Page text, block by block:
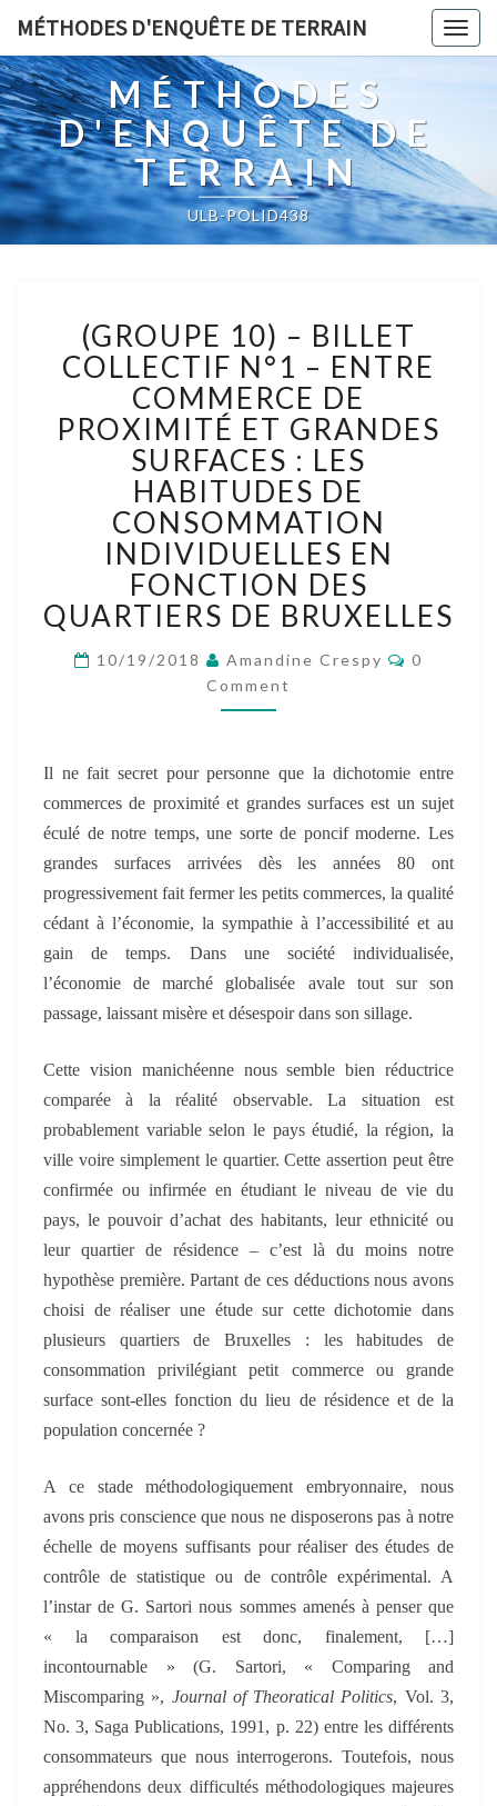
MÉTHODES D'ENQUÊTE DE TERRAIN
MÉTHODES
D'ENQUÊTE DE
TERRAIN
ULB-POLID438
10)
–
BILLET
COLLECTIF
N°1
–
ENTRE
COMMERCE
DE
PROXIMITÉ
ET
GRANDES
SURFACES
INDIVIDUELLES
EN
FONCTION
QUARTIERS
DE
BRUXELLES
(GROUPE 10) – BILLET
COLLECTIF N°1 – ENTRE
COMMERCE DE
PROXIMITÉ ET GRANDES
SURFACES : LES
HABITUDES DE
CONSOMMATION
INDIVIDUELLES EN
FONCTION DES
QUARTIERS DE BRUXELLES
10/19/2018 Amandine Crespy
0
Comment
Il ne fait secret pour personne que la dichotomie entre
commerces de proximité et grandes surfaces est un sujet
éculé de notre temps, une sorte de poncif moderne. Les
grandes surfaces arrivées dès les années 80 ont
progressivement fait fermer les petits commerces, la qualité
cédant à l’économie, la sympathie à l’accessibilité et au
gain de temps. Dans une société individualisée,
l’économie de marché globalisée avale tout sur son
passage, laissant misère et désespoir dans son sillage.
Cette vision manichéenne nous semble bien réductrice
comparée à la réalité observable. La situation est
probablement variable selon le pays étudié, la région, la
ville voire simplement le quartier. Cette assertion peut être
confirmée ou infirmée en étudiant le niveau de vie du
pays, le pouvoir d’achat des habitants, leur ethnicité ou
leur quartier de résidence – c’est là du moins notre
hypothèse première. Partant de ces déductions nous avons
choisi de réaliser une étude sur cette dichotomie dans
plusieurs quartiers de Bruxelles : les habitudes de
consommation privilégiant petit commerce ou grande
surface sont-elles fonction du lieu de résidence et de la
population concernée ?
A ce stade méthodologiquement embryonnaire, nous
avons pris conscience que nous ne disposerons pas à notre
échelle de moyens suffisants pour réaliser des études de
contrôle de statistique ou de contrôle expérimental. A
l’instar de G. Sartori nous sommes amenés à penser que
« la comparaison est donc, finalement, […]
incontournable » (G. Sartori, « Comparing and
Miscomparing », Journal of Theoratical Politics, Vol. 3,
No. 3, Saga Publications, 1991, p. 22) entre les différents
consommateurs que nous interrogerons. Toutefois, nous
appréhendons deux difficultés méthodologiques majeures